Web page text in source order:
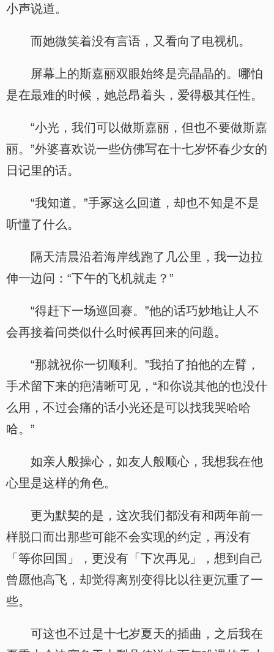
小声说道。
而她微笑着没有言语，又看向了电视机。
屏幕上的斯嘉丽双眼始终是亮晶晶的。哪怕
是在最难的时候，她总昂着头，爱得极其任性。
“小光，我们可以做斯嘉丽，但也不要做斯嘉
丽。”外婆喜欢说一些仿佛写在十七岁怀春少女的
日记里的话。
“我知道。”手冢这么回道，却也不知是不是
听懂了什么。
隔天清晨沿着海岸线跑了几公里，我一边拉
伸一边问：“下午的飞机就走？”
“得赶下一场巡回赛。”他的话巧妙地让人不
会再接着问类似什么时候再回来的问题。
“那就祝你一切顺利。”我拍了拍他的左臂，
手术留下来的疤清晰可见，“和你说其他的也没什
么用，不过会痛的话小光还是可以找我哭哈哈
哈。”
如亲人般操心，如友人般顺心，我想我在他
心里是这样的角色。
更为默契的是，这次我们都没有和两年前一
样脱口而出那些可能不会实现的约定，再没有
「等你回国」，更没有「下次再见」，想到自己
曾愿他高飞，却觉得离别变得比以往更沉重了一
些。
可这也不过是十七岁夏天的插曲，之后我在